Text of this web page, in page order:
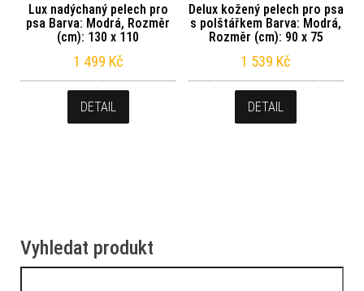
Lux nadýchaný pelech pro
psa Barva: Modrá, Rozměr
(cm): 130 x 110
1 499 Kč
DETAIL
Delux kožený pelech pro psa
s polštářkem Barva: Modrá,
Rozměr (cm): 90 x 75
1 539 Kč
DETAIL
Vyhledat produkt